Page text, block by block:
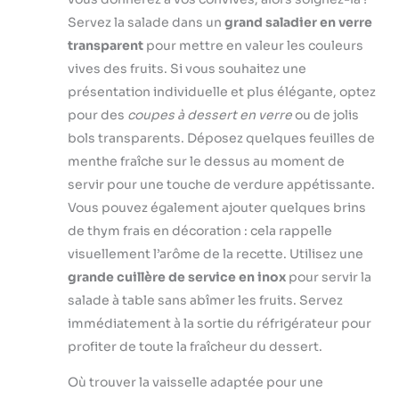
nettoyer, en
optant pour une
seule rappeuse à
légumes Deiss.
métalliques
empêchent les
accumulations de
résidus,
contrairement à
d’autres râpes,
faisant qu’elle peut
être nettoyée en
un clin d'œil.
Passez la
l’eau, et elle sera
comme neuve!
CUISINER PLUS
au Lave-vaisselle.
Les aliments sont
découpés avec
être déchirés ni
déchiquetés.
Râpez sans effort
pour un meilleur
résultat. L'arôme
naturel est libéré
et rehausse le
goût.
Servez la salade dans un grand saladier en verre
transparent pour mettre en valeur les couleurs
vives des fruits. Si vous souhaitez une
présentation individuelle et plus élégante, optez
pour des coupes à dessert en verreou de jolis
bols transparents. Déposez quelques feuilles de
menthe fraîche sur le dessus au moment de
servir pour une touche de verdure appétissante.
Vous pouvez également ajouter quelques brins
de thym frais en décoration : cela rappelle
visuellement l’arôme de la recette. Utilisez une
grande cuillère de service en inox pour servir la
salade à table sans abîmer les fruits. Servez
immédiatement à la sortie du réfrigérateur pour
profiter de toute la fraîcheur du dessert.
Où trouver la vaisselle adaptée pour une